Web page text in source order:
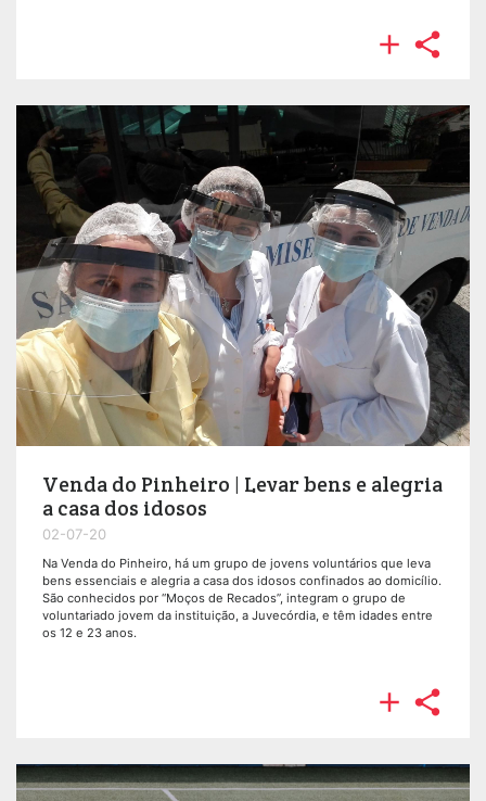
 
Venda do Pinheiro | Levar bens e alegria
a casa dos idosos
02-07-20
Na Venda do Pinheiro, há um grupo de jovens voluntários que leva
bens essenciais e alegria a casa dos idosos confinados ao domicílio.
São conhecidos por “Moços de Recados”, integram o grupo de
voluntariado jovem da instituição, a Juvecórdia, e têm idades entre
os 12 e 23 anos.
 